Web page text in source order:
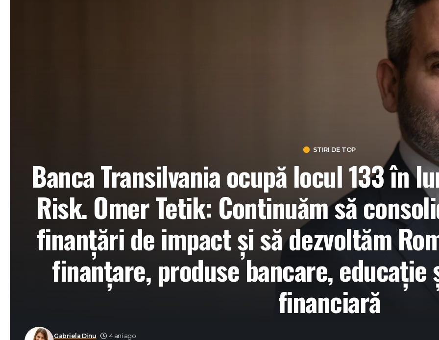
STIRI DE TOP
Banca Transilvania ocupă locul 133 în
Risk. Omer Tetik: Continuăm să
finanțări de impact și să dezvoltăm
finanțare, produse bancare,
financiară
Gabriela Dinu 4 ani ago